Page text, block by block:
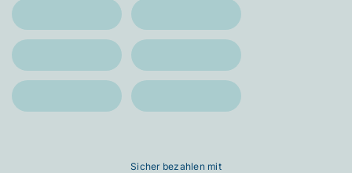
Sicher bezahlen mit